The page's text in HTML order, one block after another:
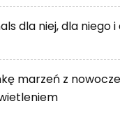
dla niej, dla niego
marzeń z